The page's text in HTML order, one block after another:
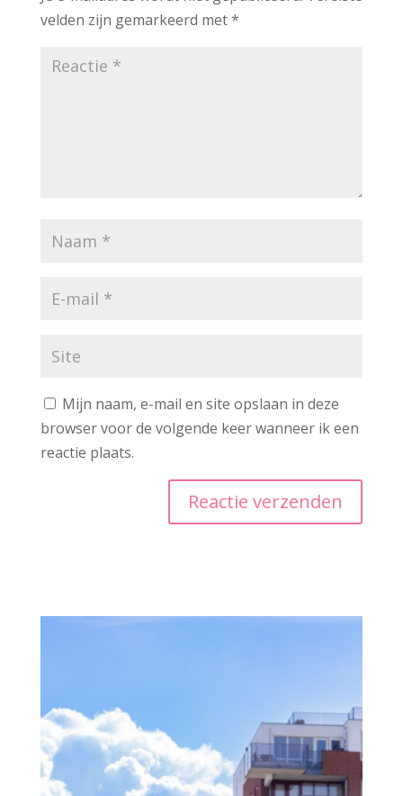
velden zijn gemarkeerd met*
Mijn naam, e-mail en site opslaan in deze
browser voor de volgende keer wanneer ik een
reactie plaats.
i
v
e